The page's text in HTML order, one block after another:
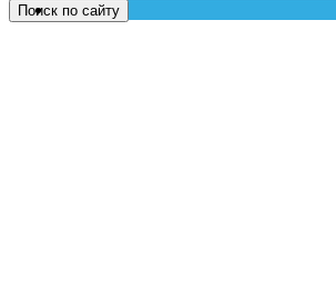
Поиск по сайту